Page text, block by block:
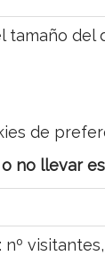
tamaño del
de
no llevar
nº